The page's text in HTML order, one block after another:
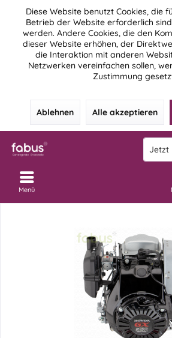
Diese Website benutzt Cookies, die
Betrieb der Website erforderlich
werden. Andere Cookies, die den
dieser Website erhöhen, der
die Interaktion mit anderen
Netzwerken vereinfachen sollen,
Zustimmung
Ablehnen Alle akzeptieren
Menü